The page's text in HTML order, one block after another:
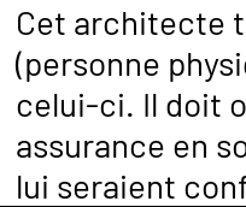
Cet architecte
(personne
celui-ci. Il doit
assurance en
lui seraient